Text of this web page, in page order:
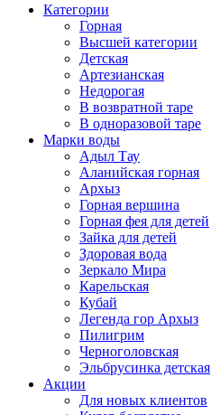
Категории
Горная
Высшей категории
Детская
Артезианская
Недорогая
В возвратной таре
В одноразовой таре
Марки воды
Адыл Тау
Аланийская горная
Архыз
Горная вершина
Горная фея для детей
Зайка для детей
Здоровая вода
Зеркало Мира
Карельская
Кубай
Легенда гор Архыз
Пилигрим
Черноголовская
Эльбрусинка детская
Акции
Для новых клиентов